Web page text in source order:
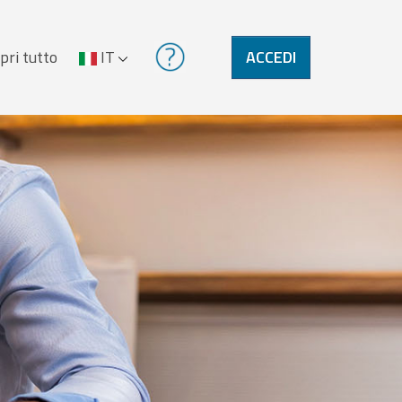
tutto IT ACCEDI